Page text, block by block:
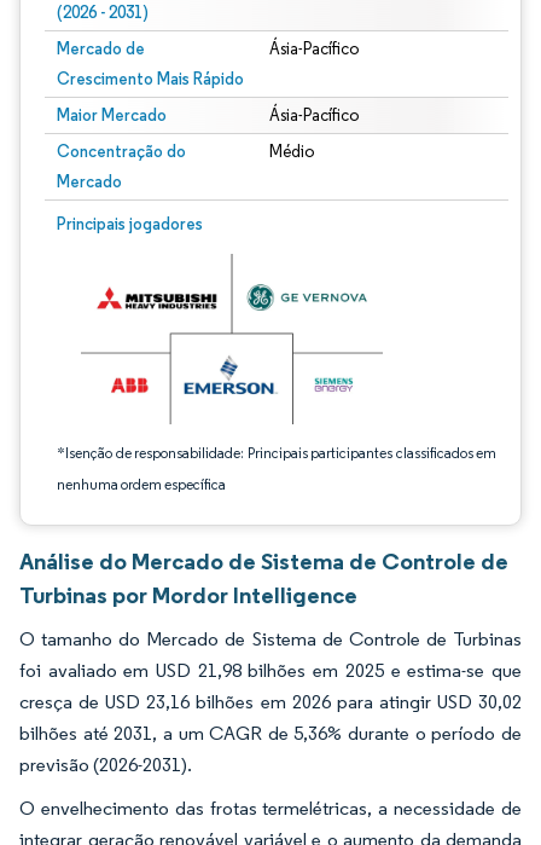
(2026 - 2031)
Mercado de
Crescimento Mais Rápido
Ásia-Pacífico
Maior Mercado Ásia-Pacífico
Concentração do
Mercado
Médio
Principais jogadores
*Isenção de responsabilidade: Principais participantes classificados em
nenhuma ordem específica
Imagem © Mordor Intelligence. O reuso requer atribuição conforme CC BY 4.0.
Análise do Mercado de Sistema de Controle de
Turbinas por Mordor Intelligence
O tamanho do Mercado de Sistema de Controle de Turbinas
foi avaliado em USD 21,98 bilhões em 2025 e estima-se que
cresça de USD 23,16 bilhões em 2026 para atingir USD 30,02
bilhões até 2031, a um CAGR de 5,36% durante o período de
previsão (2026-2031).
O envelhecimento das frotas termelétricas, a necessidade de
integrar geração renovável variável e o aumento da demanda